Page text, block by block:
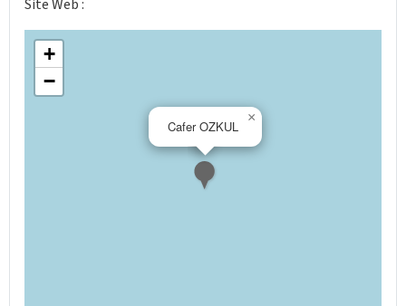
Site Web :
Cafer OZKUL
×
+
−